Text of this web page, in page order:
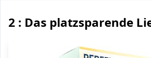
2 : Das platzsparende